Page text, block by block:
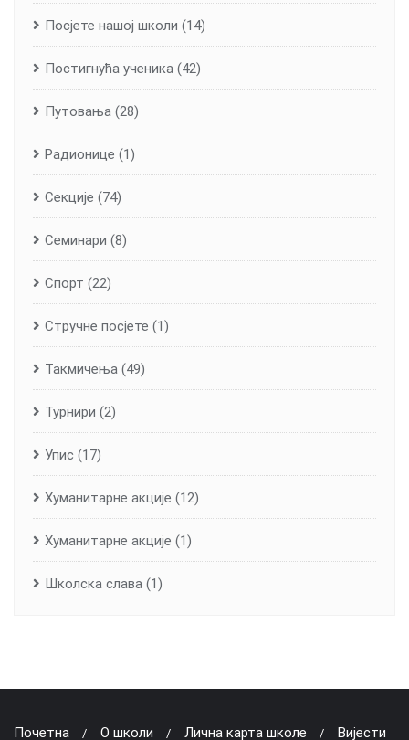
Посјете нашој школи (14)
Постигнућа ученика (42)
Путовања (28)
Радионице (1)
Секције (74)
Семинари (8)
Спорт (22)
Стручне посјете (1)
Такмичења (49)
Турнири (2)
Упис (17)
Хуманитарне aкције (12)
Хуманитарне акције (1)
Школска слава (1)
Почетна О школи Лична карта школе Вијести